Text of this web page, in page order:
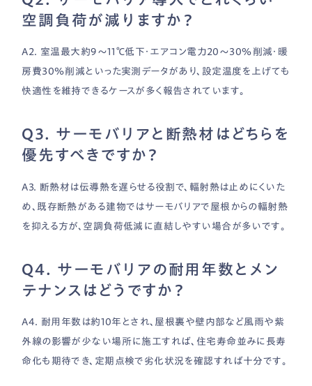
空調負荷が減りますか？
A2. 室温最大約9〜11℃低下・エアコン電力20〜30％削減・暖
房費30％削減といった実測データがあり、設定温度を上げても
快適性を維持できるケースが多く報告されています。
Q3. サーモバリアと断熱材はどちらを
優先すべきですか？
A3. 断熱材は伝導熱を遅らせる役割で、輻射熱は止めにくいた
め、既存断熱がある建物ではサーモバリアで屋根からの輻射熱
を抑える方が、空調負荷低減に直結しやすい場合が多いです。
Q4. サーモバリアの耐用年数とメン
テナンスはどうですか？
A4. 耐用年数は約10年とされ、屋根裏や壁内部など風雨や紫
外線の影響が少ない場所に施工すれば、住宅寿命並みに長寿
命化も期待でき、定期点検で劣化状況を確認すれば十分です。